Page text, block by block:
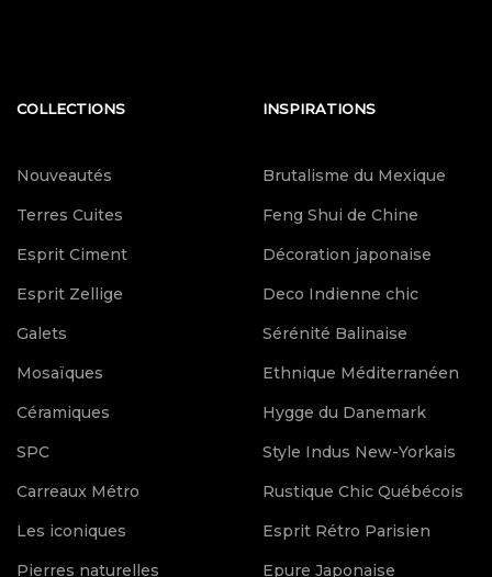
COLLECTIONS
Nouveautés
Terres Cuites
Esprit Ciment
Esprit Zellige
Galets
Mosaïques
Céramiques
SPC
Carreaux Métro
Les iconiques
Pierres naturelles
INSPIRATIONS
Brutalisme du Mexique
Feng Shui de Chine
Décoration japonaise
Deco Indienne chic
Sérénité Balinaise
Ethnique Méditerranéen
Hygge du Danemark
Style Indus New-Yorkais
Rustique Chic Québécois
Esprit Rétro Parisien
Epure Japonaise